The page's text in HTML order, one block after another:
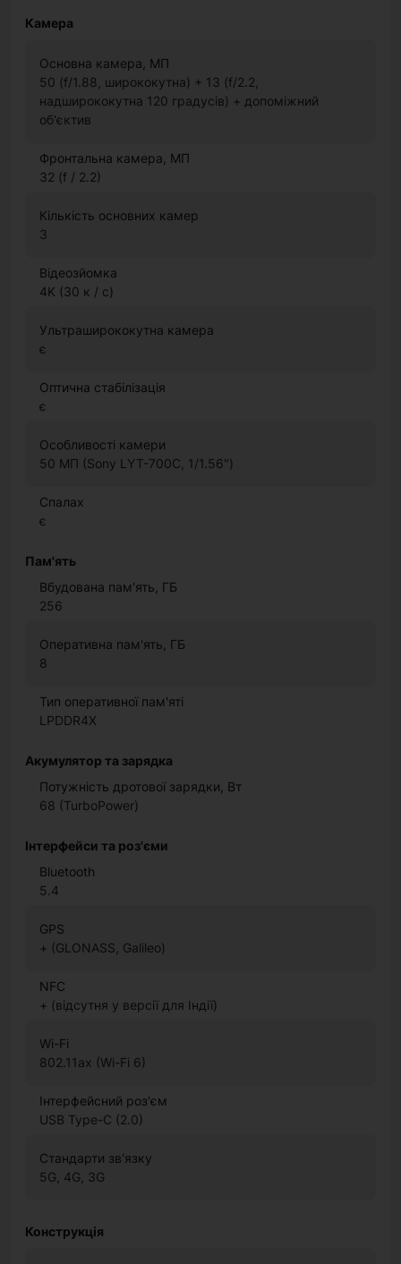
Камера
Основна камера, МП
50 (f/1.88, ширококутна) + 13 (f/2.2,
надширококутна 120 градусів) + допоміжний
об'єктив
Фронтальна камера, МП
32 (f / 2.2)
Кількість основних камер
3
Відеозйомка
4K (30 к / с)
Ультраширококутна камера
є
Оптична стабілізація
є
Особливості камери
50 МП (Sony LYT-700C, 1/1.56")
Спалах
є
Пам'ять
Вбудована пам'ять, ГБ
256
Оперативна пам'ять, ГБ
8
Тип оперативної пам'яті
LPDDR4X
Акумулятор та зарядка
Потужність дротової зарядки, Вт
68 (TurboPower)
Інтерфейси та роз'єми
Bluetooth
5.4
GPS
+ (GLONASS, Galileo)
NFC
+ (відсутня у версії для Індії)
Wi-Fi
802.11ax (Wi-Fi 6)
Інтерфейсний роз'єм
USB Type-C (2.0)
Стандарти зв'язку
5G, 4G, 3G
Конструкція